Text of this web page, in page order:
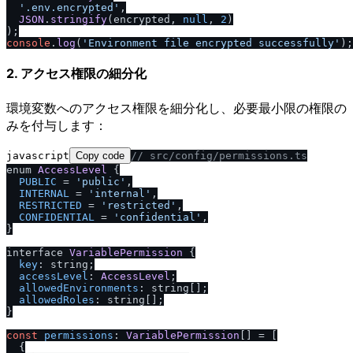
'.env.encrypted' ,
JSON . stringify(encrypted, null , 2 )
console . log ( 'Environment file encrypted successfully'
2. アクセス権限の細分化
環境変数へのアクセス権限を細分化し、必要最小限の権限の
みを付与します：
javascript Copy code / / src /config /permissions.ts
enum AccessLevel
{
PUBLIC = 'public' ,
INTERNAL
= 'internal' ,
RESTRICTED = 'restricted' ,
CONFIDENTIAL
= 'confidential' ,
}
interface VariablePermission {
key : string;
accessLevel : AccessLevel ;
allowedEnvironments : string[];
allowedRoles : string[];
}
const
permissions : VariablePermission [] = [
  {